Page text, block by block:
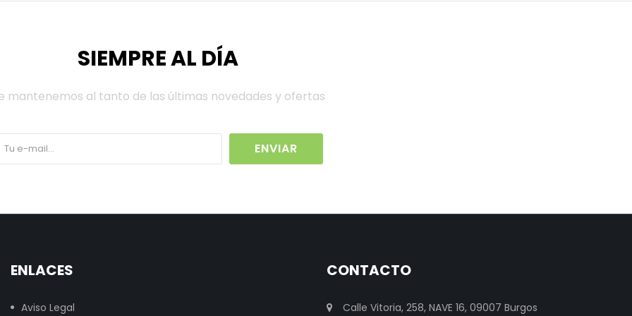
SIEMPRE AL DÍA
mantenemos al tanto de las últimas novedades y ofertas
ENVIAR
ENLACES
Aviso Legal
CONTACTO
Calle Vitoria, 258, NAVE 16, 09007 Burgos